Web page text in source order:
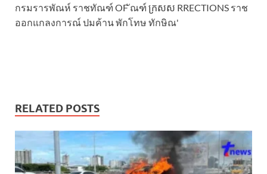
RELATED POSTS